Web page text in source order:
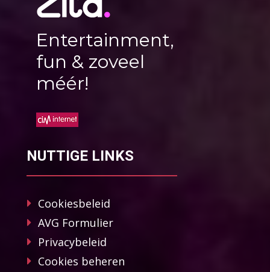
Entertainment,
fun & zoveel
méér!
NUTTIGE LINKS
Cookiesbeleid
AVG Formulier
Privacybeleid
Cookies beheren